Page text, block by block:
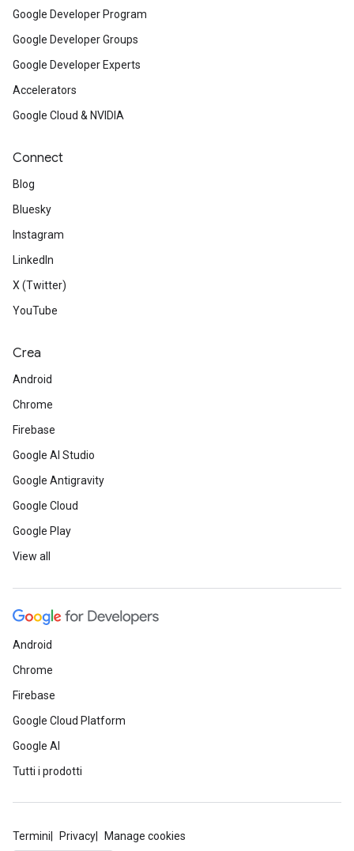
Google Developer Program
Google Developer Groups
Google Developer Experts
Accelerators
Google Cloud & NVIDIA
Connect
Blog
Bluesky
Instagram
LinkedIn
X (Twitter)
YouTube
Crea
Android
Chrome
Firebase
Google AI Studio
Google Antigravity
Google Cloud
Google Play
View all
Android
Chrome
Firebase
Google Cloud Platform
Google AI
Tutti i prodotti
Termini Privacy Manage cookies